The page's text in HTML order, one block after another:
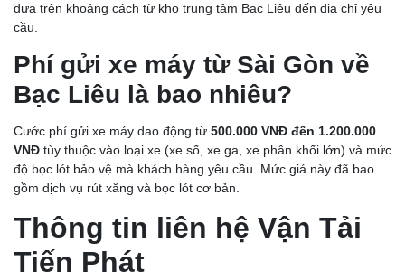
dựa trên khoảng cách từ kho trung tâm Bạc Liêu đến địa chỉ yêu
cầu.
Phí gửi xe máy từ Sài Gòn về
Bạc Liêu là bao nhiêu?
Cước phí gửi xe máy dao động từ 500.000 VNĐ đến 1.200.000
VNĐ tùy thuộc vào loại xe (xe số, xe ga, xe phân khối lớn) và mức
độ bọc lót bảo vệ mà khách hàng yêu cầu. Mức giá này đã bao
gồm dịch vụ rút xăng và bọc lót cơ bản.
Thông tin liên hệ Vận Tải
Tiến Phát
CHÀNH XE CẦN THƠ: CHỈ 750Đ/KG, GIÁ TIẾT KIỆM,
CHIẾT KHẤU HẤP DẪN